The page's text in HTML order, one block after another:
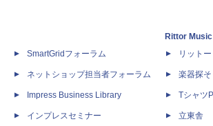
SmartGridフォーラム
ネットショップ担当者フォーラム
Impress Business Library
インプレスセミナー
Rittor Music
リット
楽器探そ
Tシャツ
立東舎